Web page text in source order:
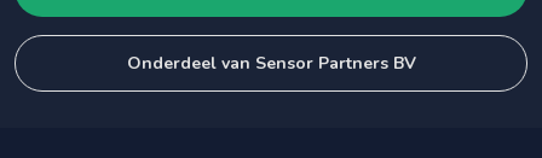
Onderdeel van Sensor Partners BV